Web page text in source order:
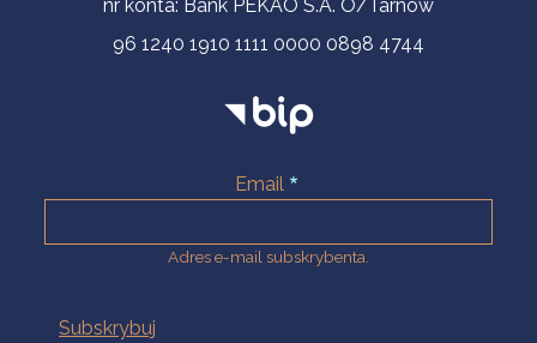
nr konta: Bank PEKAO S.A. O/Tarnów
96 1240 1910 1111 0000 0898 4744
Email
Adres e-mail subskrybenta.